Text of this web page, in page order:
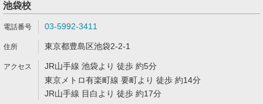
池袋校
03-5992-3411
東京都豊島区池袋2-2-1
JR山手線 池袋より 徒歩 約5分
東京メトロ有楽町線 要町より 徒歩 約14分
JR山手線 目白より 徒歩 約17分